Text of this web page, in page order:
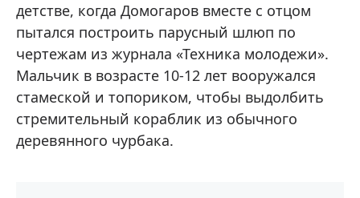
детстве, когда Домогаров вместе с отцом
пытался построить парусный шлюп по
чертежам из журнала «Техника молодежи».
Мальчик в возрасте 10-12 лет вооружался
стамеской и топориком, чтобы выдолбить
стремительный кораблик из обычного
деревянного чурбака.